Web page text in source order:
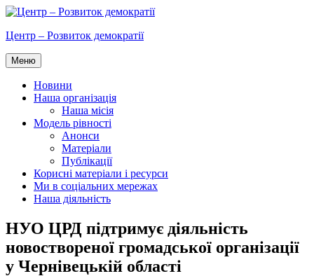
Перейти
вмісту
Центр – Розвиток демократії
Меню
Новини
Наша організація
Наша місія
Модель рівності
Анонси
Матеріали
Публікації
Корисні матеріали і ресурси
Ми в соціальних мережах
Наша діяльність
НУО ЦРД підтримує діяльність
новоствореної громадської організації
у Чернівецькій області